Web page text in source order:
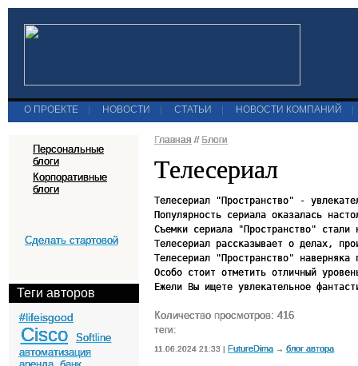
О ПРОЕКТЕ НОВОСТИ СТАТЬИ НОВОСТИ КОМПАНИЙ
Персональные
блоги
Корпоративные
блоги
Сделать стартовой
Теги авторов
#lifeisgood
Cisco
Softline
автоматизация
Главная // Блоги
Телесериал
Телесериал "Пространство" -
Популярность сериала оказалась
Съемки сериала "Пространство" стали
Телесериал рассказывает о делах,
Телесериал "Пространство"
Особо стоит отметить отличный
Ежели Вы ищете увлекательное
Количество просмотров: 416
теги:
11.06.2024 21:33 | FutureDima → блог автора